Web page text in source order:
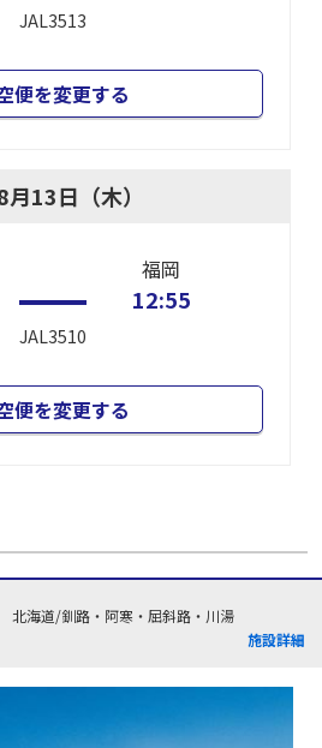
JAL3513
便を変更する
13日（木）
JAL3510
福岡
12:55
便を変更する
北海道/釧路・阿寒・屈斜路・川湯
施設詳細